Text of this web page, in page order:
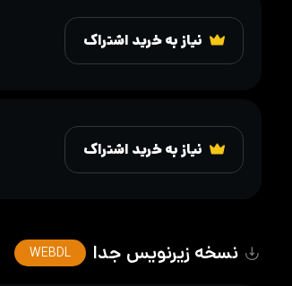
نیاز به خرید اشتراک
نیاز به خرید اشتراک
نسخه زیرنویس جدا WEBDL